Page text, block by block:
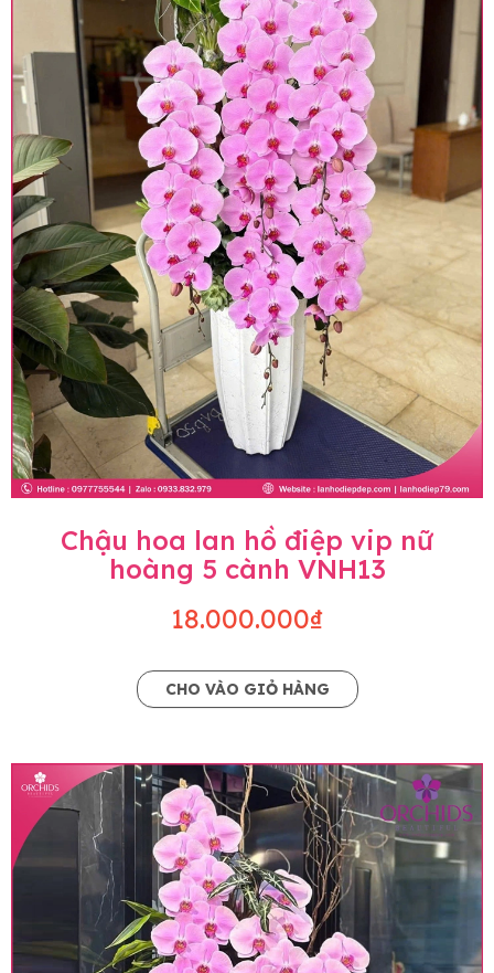
Chậu hoa lan hồ điệp vip nữ
hoàng 5 cành VNH13
18.000.000₫
CHO VÀO GIỎ HÀNG